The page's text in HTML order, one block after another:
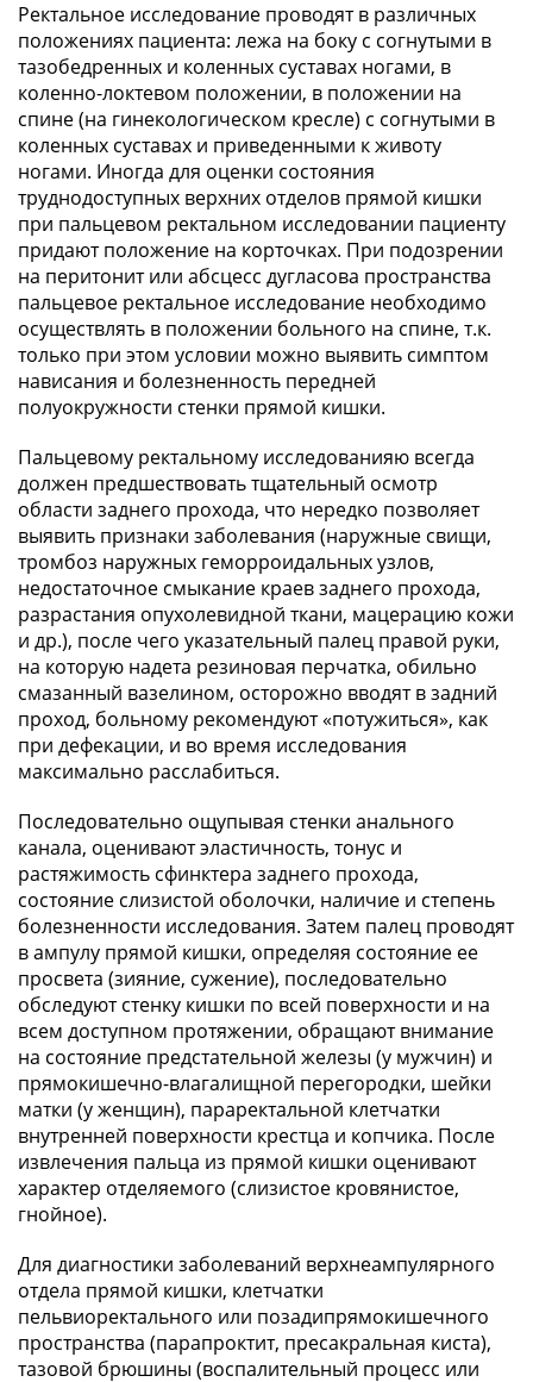
Ректальное исследование проводят в различных
положениях пациента: лежа на боку с согнутыми в
тазобедренных и коленных суставах ногами, в
коленно-локтевом положении, в положении на
спине (на гинекологическом кресле) с согнутыми в
коленных суставах и приведенными к животу
ногами. Иногда для оценки состояния
труднодоступных верхних отделов прямой кишки
при пальцевом ректальном исследовании пациенту
придают положение на корточках. При подозрении
на перитонит или абсцесс дугласова пространства
пальцевое ректальное исследование необходимо
осуществлять в положении больного на спине, т.к.
только при этом условии можно выявить симптом
нависания и болезненность передней
полуокружности стенки прямой кишки.
Пальцевому ректальному исследованияю всегда
должен предшествовать тщательный осмотр
области заднего прохода, что нередко позволяет
выявить признаки заболевания (наружные свищи,
тромбоз наружных геморроидальных узлов,
недостаточное смыкание краев заднего прохода,
разрастания опухолевидной ткани, мацерацию кожи
и др.), после чего указательный палец правой руки,
на которую надета резиновая перчатка, обильно
смазанный вазелином, осторожно вводят в задний
проход, больному рекомендуют «потужиться», как
при дефекации, и во время исследования
максимально расслабиться.
Последовательно ощупывая стенки анального
канала, оценивают эластичность, тонус и
растяжимость сфинктера заднего прохода,
состояние слизистой оболочки, наличие и степень
болезненности исследования. Затем палец проводят
в ампулу прямой кишки, определяя состояние ее
просвета (зияние, сужение), последовательно
обследуют стенку кишки по всей поверхности и на
всем доступном протяжении, обращают внимание
на состояние предстательной железы (у мужчин) и
прямокишечно-влагалищной перегородки, шейки
матки (у женщин), параректальной клетчатки
внутренней поверхности крестца и копчика. После
извлечения пальца из прямой кишки оценивают
характер отделяемого (слизистое кровянистое,
гнойное).
Для диагностики заболеваний верхнеампулярного
отдела прямой кишки, клетчатки
пельвиоректального или позадипрямокишечного
пространства (парапроктит, пресакральная киста),
тазовой брюшины (воспалительный процесс или